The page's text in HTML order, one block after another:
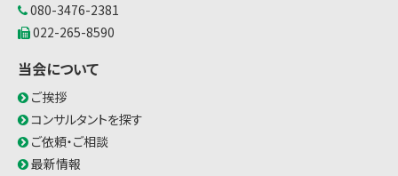
080-3476-2381
022-265-8590
当会について
ご挨拶
コンサルタントを探す
ご依頼・ご相談
最新情報